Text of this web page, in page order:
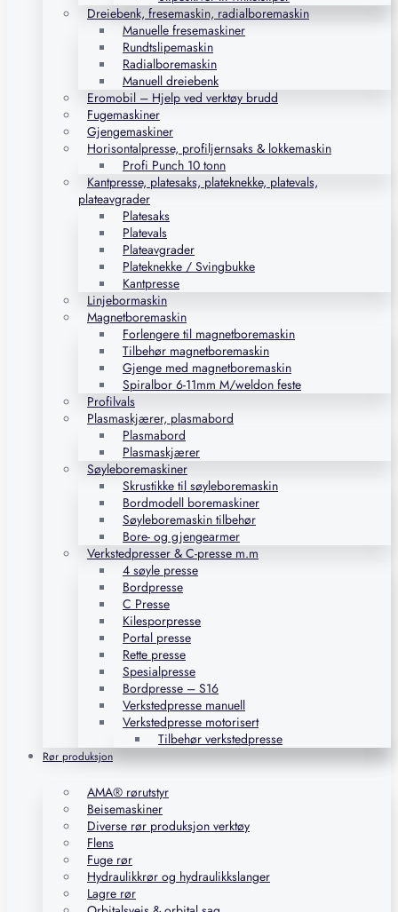
Dreiebenk, fresemaskin, radialboremaskin
Manuelle fresemaskiner
Rundtslipemaskin
Radialboremaskin
Manuell dreiebenk
Eromobil – Hjelp ved verktøy brudd
Fugemaskiner
Gjengemaskiner
Horisontalpresse, profiljernsaks & lokkemaskin
Profi Punch 10 tonn
Kantpresse, platesaks, plateknekke, platevals,
plateavgrader
Platesaks
Platevals
Plateavgrader
Plateknekke / Svingbukke
Kantpresse
Linjebormaskin
Magnetboremaskin
Forlengere til magnetboremaskin
Tilbehør magnetboremaskin
Gjenge med magnetboremaskin
Spiralbor 6-11mm M/weldon feste
Profilvals
Plasmaskjærer, plasmabord
Plasmabord
Plasmaskjærer
Søyleboremaskiner
Skrustikke til søyleboremaskin
Bordmodell boremaskiner
Søyleboremaskin tilbehør
Bore- og gjengearmer
Verkstedpresser & C-presse m.m
4 søyle presse
Bordpresse
C Presse
Kilesporpresse
Portal presse
Rette presse
Spesialpresse
Bordpresse – S16
Verkstedpresse manuell
Verkstedpresse motorisert
Tilbehør verkstedpresse
Rør produksjon
AMA® rørutstyr
Beisemaskiner
Diverse rør produksjon verktøy
Flens
Fuge rør
Hydraulikkrør og hydraulikkslanger
Lagre rør